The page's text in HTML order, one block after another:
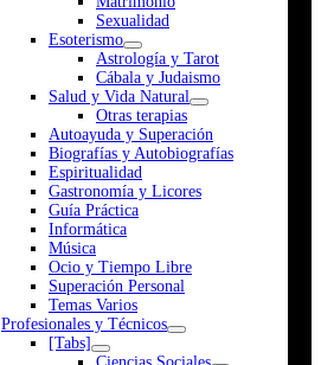
Sexualidad
Esoterismo
Astrología y Tarot
Cábala y Judaismo
Salud y Vida Natural
Otras terapias
Autoayuda y Superación
Biografías y Autobiografías
Espiritualidad
Gastronomía y Licores
Guía Práctica
Informática
Música
Ocio y Tiempo Libre
Superación Personal
Temas Varios
Profesionales y Técnicos
[Tabs]